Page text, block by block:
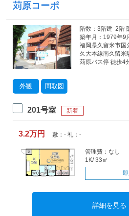
苅原コーポ
外観 間取図
階数：3階建 2階
築年月：1979年9
福岡県久留米市国
久大本線南久留米
苅原バス停 徒歩4
201号室 新着
3.2万円 敷：- 礼：-
管理費：なし
1K/ 33㎡
詳細を見る